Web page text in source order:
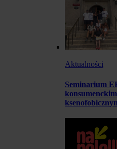
Aktualności
Seminarium